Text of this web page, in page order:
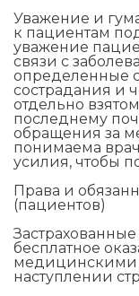
Уважение и
к пациентам
уважение
связи с
определенные
сострадания и
отдельно
последнему
обращения за
понимаема
усилия, чтобы
Права и
(пациентов)
бесплатное
медицинскими
наступлении